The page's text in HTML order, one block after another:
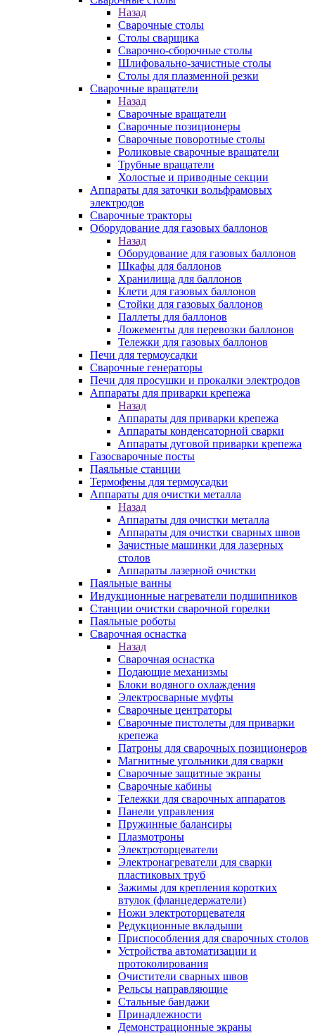
Назад
Сварочные столы
Столы сварщика
Сварочно-сборочные столы
Шлифовально-зачистные столы
Столы для плазменной резки
Сварочные вращатели
Назад
Сварочные вращатели
Сварочные позиционеры
Сварочные поворотные столы
Роликовые сварочные вращатели
Трубные вращатели
Холостые и приводные секции
Аппараты для заточки вольфрамовых
электродов
Сварочные тракторы
Оборудование для газовых баллонов
Назад
Оборудование для газовых баллонов
Шкафы для баллонов
Хранилища для баллонов
Клети для газовых баллонов
Стойки для газовых баллонов
Паллеты для баллонов
Ложементы для перевозки баллонов
Тележки для газовых баллонов
Печи для термоусадки
Сварочные генераторы
Печи для просушки и прокалки электродов
Аппараты для приварки крепежа
Назад
Аппараты для приварки крепежа
Аппараты конденсаторной сварки
Аппараты дуговой приварки крепежа
Газосварочные посты
Паяльные станции
Термофены для термоусадки
Аппараты для очистки металла
Назад
Аппараты для очистки металла
Аппараты для очистки сварных швов
Зачистные машинки для лазерных
столов
Аппараты лазерной очистки
Паяльные ванны
Индукционные нагреватели подшипников
Станции очистки сварочной горелки
Паяльные роботы
Сварочная оснастка
Назад
Сварочная оснастка
Подающие механизмы
Блоки водяного охлаждения
Электросварные муфты
Сварочные центраторы
Сварочные пистолеты для приварки
крепежа
Патроны для сварочных позиционеров
Магнитные угольники для сварки
Сварочные защитные экраны
Сварочные кабины
Тележки для сварочных аппаратов
Панели управления
Пружинные балансиры
Плазмотроны
Электроторцеватели
Электронагреватели для сварки
пластиковых труб
Зажимы для крепления коротких
втулок (фланцедержатели)
Ножи электроторцевателя
Редукционные вкладыши
Приспособления для сварочных столов
Устройства автоматизации и
протоколирования
Очистители сварных швов
Рельсы направляющие
Стальные бандажи
Принадлежности
Демонстрационные экраны